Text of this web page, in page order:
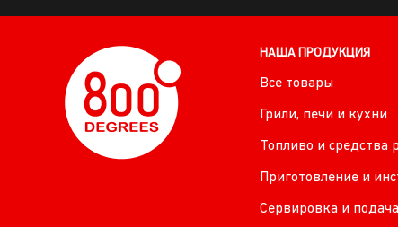
НАША ПРОДУКЦИЯ
Все товары
Грили, печи и кухни
Топливо и средства
Приготовление и
Сервировка и подача